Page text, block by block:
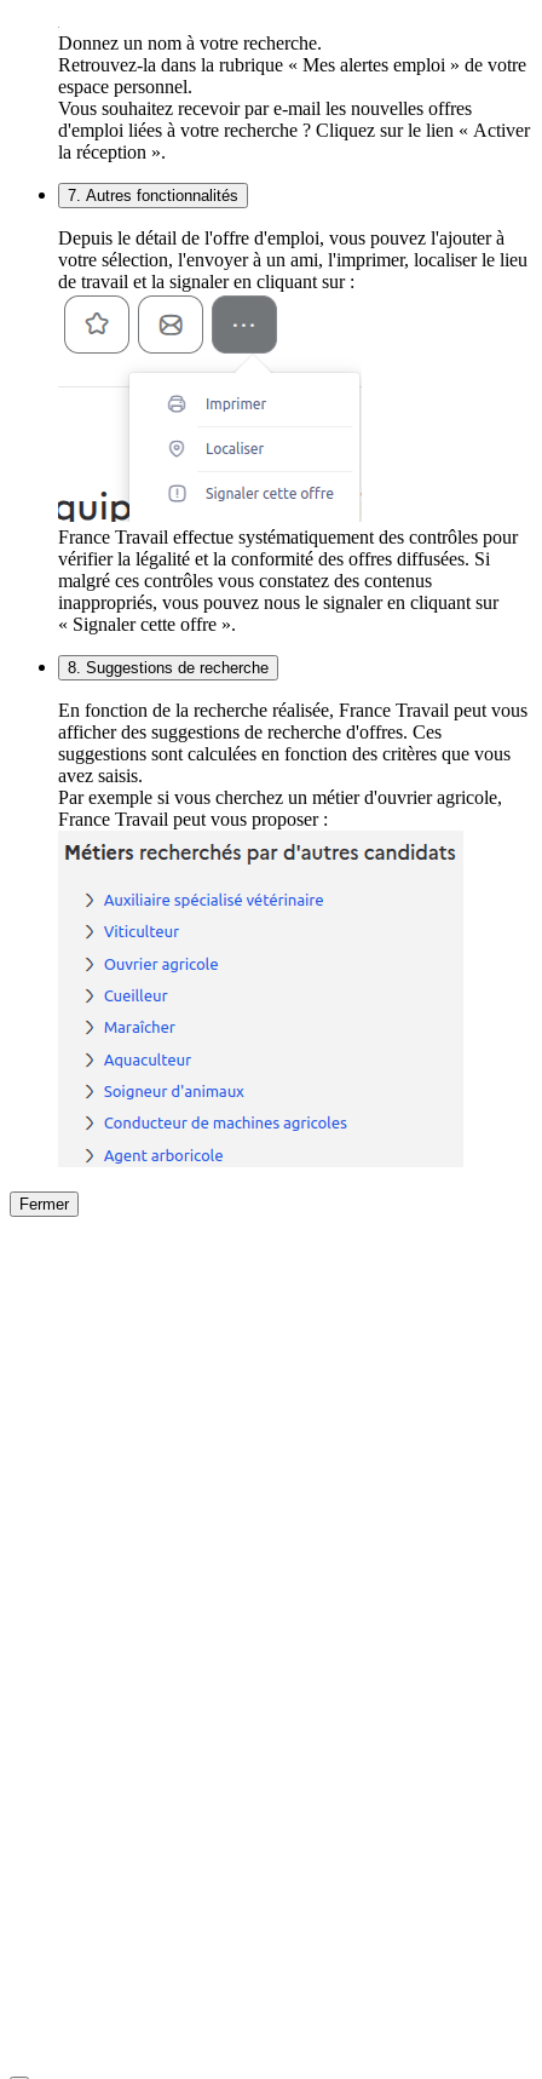
Donnez un nom à votre recherche.
Retrouvez-la dans la rubrique « Mes alertes emploi » de votre
espace personnel.
Vous souhaitez recevoir par e-mail les nouvelles offres
d'emploi liées à votre recherche ? Cliquez sur le lien « Activer
la réception ».
7. Autres fonctionnalités
Depuis le détail de l'offre d'emploi, vous pouvez l'ajouter à
votre sélection, l'envoyer à un ami, l'imprimer, localiser le lieu
de travail et la signaler en cliquant sur :
France Travail effectue systématiquement des contrôles pour
vérifier la légalité et la conformité des offres diffusées. Si
malgré ces contrôles vous constatez des contenus
inappropriés, vous pouvez nous le signaler en cliquant sur
« Signaler cette offre ».
8. Suggestions de recherche
En fonction de la recherche réalisée, France Travail peut vous
afficher des suggestions de recherche d'offres. Ces
suggestions sont calculées en fonction des critères que vous
avez saisis.
Par exemple si vous cherchez un métier d'ouvrier agricole,
France Travail peut vous proposer :
Fermer